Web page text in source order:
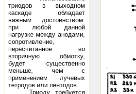
триодов в выходном
каскаде обладает
важным достоинством:
при любой данной
нагрузке между анодами,
сопротивление,
пересчитанное во
вторичную обмотку,
будет существенно
меньше, чем с
применением лучевых
тетродов или пентодов.
Триоду требуется